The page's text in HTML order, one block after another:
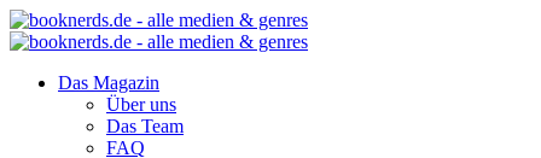
Das Magazin
Über uns
Das Team
FAQ